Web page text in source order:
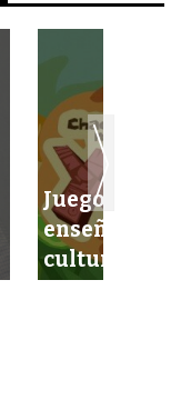
Juego
enseña
cultura